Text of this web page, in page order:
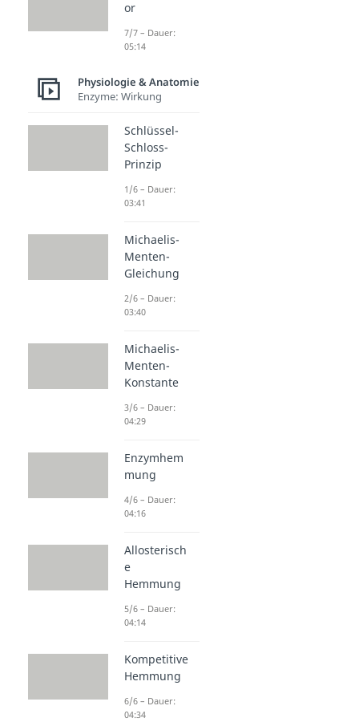
or
7/7 – Dauer:
05:14
Physiologie & Anatomie
Enzyme: Wirkung
Schlüssel-
Schloss-
Prinzip
1/6 – Dauer:
03:41
Michaelis-
Menten-
Gleichung
2/6 – Dauer:
03:40
Michaelis-
Menten-
Konstante
3/6 – Dauer:
04:29
Enzymhem
mung
4/6 – Dauer:
04:16
Allosterisch
e
Hemmung
5/6 – Dauer:
04:14
Kompetitive
Hemmung
6/6 – Dauer:
04:34